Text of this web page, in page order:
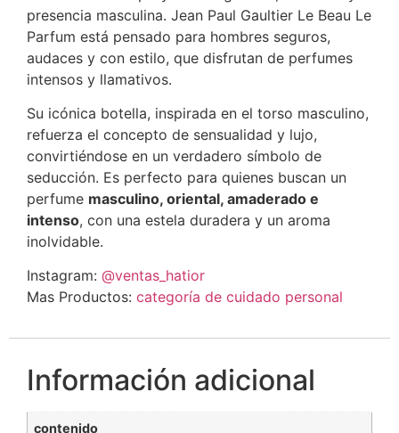
presencia masculina. Jean Paul Gaultier Le Beau Le
Parfum está pensado para hombres seguros,
audaces y con estilo, que disfrutan de perfumes
intensos y llamativos.
Su icónica botella, inspirada en el torso masculino,
refuerza el concepto de sensualidad y lujo,
convirtiéndose en un verdadero símbolo de
seducción. Es perfecto para quienes buscan un
perfume masculino, oriental, amaderado e
intenso, con una estela duradera y un aroma
inolvidable.
Instagram: @ventas_hatior
Mas Productos: categoría de cuidado personal
Información adicional
contenido